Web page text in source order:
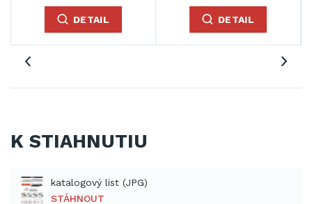
DETAIL DETAIL
K STIAHNUTIU
katalogový list (JPG)
STÁHNOUT